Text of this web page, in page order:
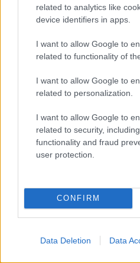
related to analytics like
device identifiers in apps.
I want to allow Google to
related to functionality of
I want to allow Google to
related to personalization.
I want to allow Google to
related to security,
functionality and fraud
user protection.
CONFIRM
Data Deletion Data
keresőben
glamour.hu cikkeit